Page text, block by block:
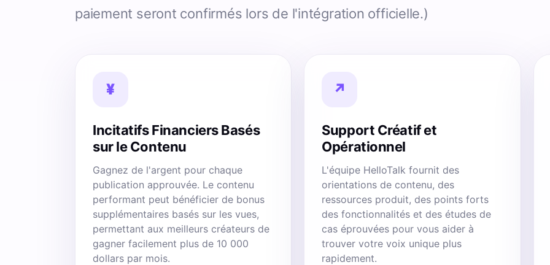
paiement seront confirmés lors de l'intégration officielle.)
¥
Incitatifs Financiers Basés
sur le Contenu
Gagnez de l'argent pour chaque
publication approuvée. Le contenu
performant peut bénéficier de bonus
supplémentaires basés sur les vues,
permettant aux meilleurs créateurs de
gagner facilement plus de 10 000
dollars par mois.
↗
Support Créatif et
Opérationnel
L'équipe HelloTalk fournit des
orientations de contenu, des
ressources produit, des points forts
des fonctionnalités et des études de
cas éprouvées pour vous aider à
trouver votre voix unique plus
rapidement.